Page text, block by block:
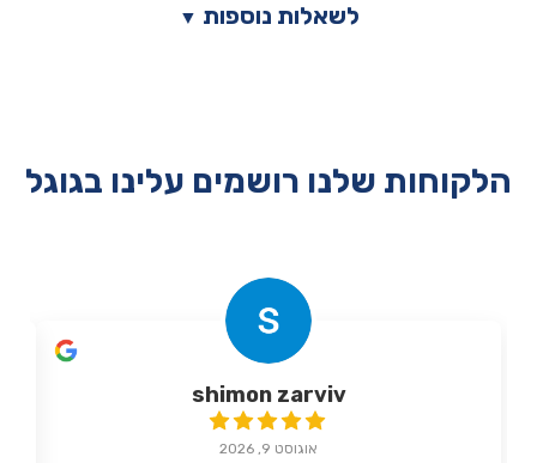
▼ לשאלות נוספות
הלקוחות שלנו רושמים עלינו בגוגל
shimon zarviv
אוגוסט 9, 2026